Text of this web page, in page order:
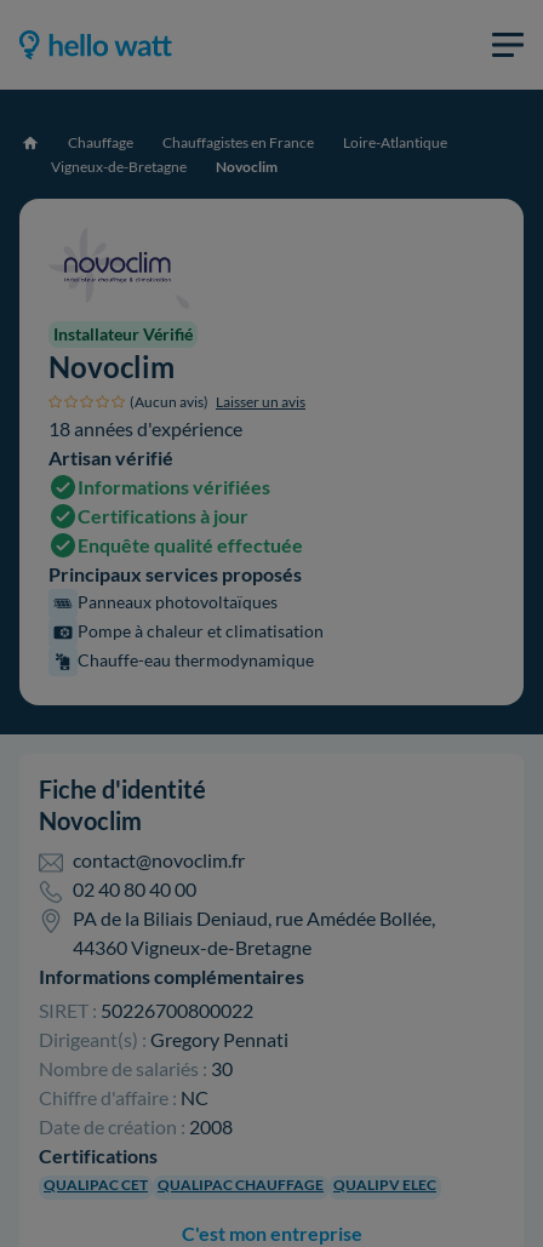
Accueil Chauffage Chauffagistes en France
Loire-Atlantique
Vigneux-de-Bretagne
Novoclim
Installateur Vérifié
Novoclim
(Aucun avis) Laisser un avis
18 années d'expérience
Artisan vérifié
Informations vérifiées
Certifications à jour
Enquête qualité effectuée
Principaux services proposés
Panneaux photovoltaïques
Pompe à chaleur et climatisation
Chauffe-eau thermodynamique
Fiche d'identité
Novoclim
contact@novoclim.fr
02 40 80 40 00
PA de la Biliais Deniaud, rue Amédée Bollée,
44360 Vigneux-de-Bretagne
Informations complémentaires
SIRET : 50226700800022
Dirigeant(s) : Gregory Pennati
Nombre de salariés : 30
Chiffre d'affaire : NC
Date de création : 2008
Certifications
QUALIPAC CET QUALIPAC CHAUFFAGE QUALIPV ELEC
C'est mon entreprise